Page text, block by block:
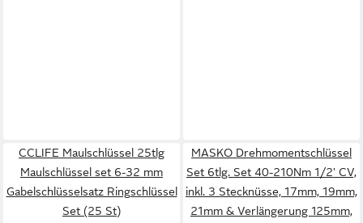
CCLIFE Maulschlüssel 25tlg
Maulschlüssel set 6-32 mm
Gabelschlüsselsatz Ringschlüssel
Set (25 St)
MASKO Drehmomentschlüssel
Set 6tlg. Set 40-210Nm 1/2' CV,
inkl. 3 Stecknüsse, 17mm, 19mm,
21mm & Verlängerung 125mm,